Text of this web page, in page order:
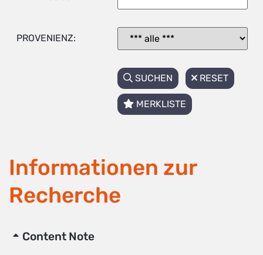
PROVENIENZ:
SUCHEN RESET
MERKLISTE
Informationen zur
Recherche
Content Note